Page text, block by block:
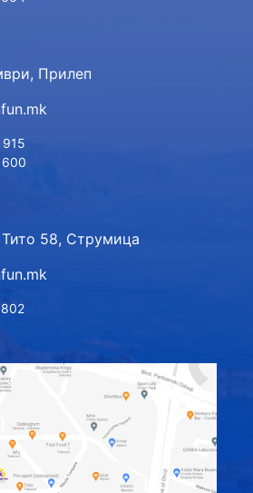
Прилеп
58, Струмица